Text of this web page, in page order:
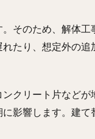
そのため、解体工
たり、想定外の追
クリート片などが
影響します。建て